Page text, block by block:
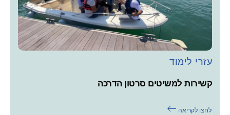
עזרי לימוד
קשירות למשיטים סרטון הדרכה
לחצו לקריאה